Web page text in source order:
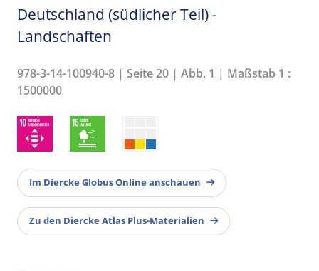
Deutschland (südlicher Teil) -
Landschaften
978-3-14-100940-8 | Seite 20 | Abb. 1 | Maßstab 1 :
1500000
Im Diercke Globus Online anschauen
Zu den Diercke Atlas Plus-Materialien